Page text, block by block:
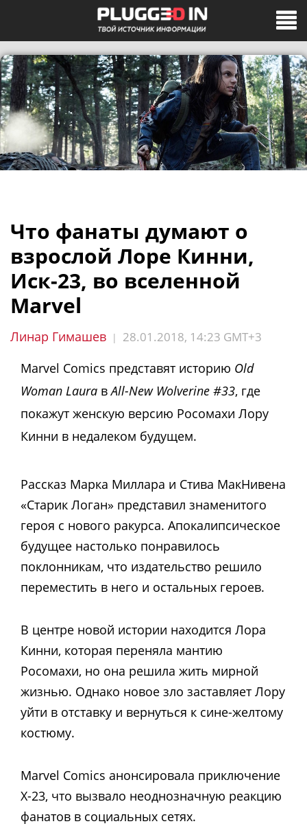
Что фанаты думают о
взрослой Лоре Кинни,
Иск-23, во вселенной
Marvel
Линар Гимашев | 28.01.2018, 14:23 GMT+3
Marvel Comics представят историю Old
Woman Laura вAll-New Wolverine #33, где
покажут женскую версию Росомахи Лору
Кинни в недалеком будущем.
Рассказ Марка Миллара и Стива МакНивена
«Старик Логан» представил знаменитого
героя с нового ракурса. Апокалипсическое
будущее настолько понравилось
поклонникам, что издательство решило
переместить в него и остальных героев.
В центре новой истории находится Лора
Кинни, которая переняла мантию
Росомахи, но она решила жить мирной
жизнью. Однако новое зло заставляет Лору
уйти в отставку и вернуться к сине-желтому
костюму.
Marvel Comics анонсировала приключение
X-23, что вызвало неоднозначную реакцию
фанатов в социальных сетях.